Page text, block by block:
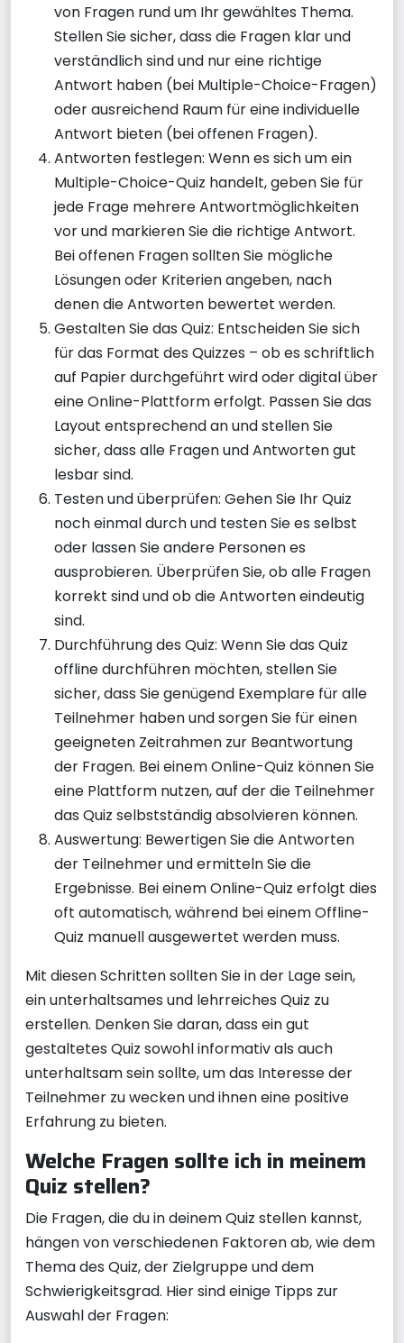
von Fragen rund um Ihr gewähltes Thema.
Stellen Sie sicher, dass die Fragen klar und
verständlich sind und nur eine richtige
Antwort haben (bei Multiple-Choice-Fragen)
oder ausreichend Raum für eine individuelle
Antwort bieten (bei offenen Fragen).
Antworten festlegen: Wenn es sich um ein
Multiple-Choice-Quiz handelt, geben Sie für
jede Frage mehrere Antwortmöglichkeiten
vor und markieren Sie die richtige Antwort.
Bei offenen Fragen sollten Sie mögliche
Lösungen oder Kriterien angeben, nach
denen die Antworten bewertet werden.
Gestalten Sie das Quiz: Entscheiden Sie sich
für das Format des Quizzes – ob es schriftlich
auf Papier durchgeführt wird oder digital über
eine Online-Plattform erfolgt. Passen Sie das
Layout entsprechend an und stellen Sie
sicher, dass alle Fragen und Antworten gut
lesbar sind.
Testen und überprüfen: Gehen Sie Ihr Quiz
noch einmal durch und testen Sie es selbst
oder lassen Sie andere Personen es
ausprobieren. Überprüfen Sie, ob alle Fragen
korrekt sind und ob die Antworten eindeutig
sind.
Durchführung des Quiz: Wenn Sie das Quiz
offline durchführen möchten, stellen Sie
sicher, dass Sie genügend Exemplare für alle
Teilnehmer haben und sorgen Sie für einen
geeigneten Zeitrahmen zur Beantwortung
der Fragen. Bei einem Online-Quiz können Sie
eine Plattform nutzen, auf der die Teilnehmer
das Quiz selbstständig absolvieren können.
Auswertung: Bewertigen Sie die Antworten
der Teilnehmer und ermitteln Sie die
Ergebnisse. Bei einem Online-Quiz erfolgt dies
oft automatisch, während bei einem Offline-
Quiz manuell ausgewertet werden muss.
Mit diesen Schritten sollten Sie in der Lage sein,
ein unterhaltsames und lehrreiches Quiz zu
erstellen. Denken Sie daran, dass ein gut
gestaltetes Quiz sowohl informativ als auch
unterhaltsam sein sollte, um das Interesse der
Teilnehmer zu wecken und ihnen eine positive
Erfahrung zu bieten.
Welche Fragen sollte ich in meinem
Quiz stellen?
Die Fragen, die du in deinem Quiz stellen kannst,
hängen von verschiedenen Faktoren ab, wie dem
Thema des Quiz, der Zielgruppe und dem
Schwierigkeitsgrad. Hier sind einige Tipps zur
Auswahl der Fragen: